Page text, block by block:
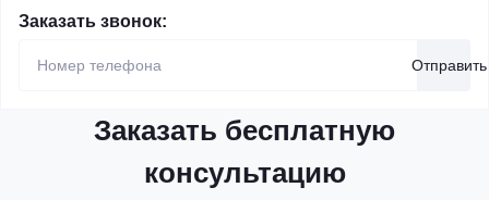
Заказать звонок:
Отправить
Заказать бесплатную
консультацию